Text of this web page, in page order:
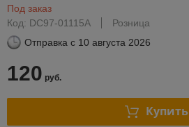
Под заказ
Код: DC97-01115A
Розница
Отправка с 10 августа 2026
120 руб.
Купить